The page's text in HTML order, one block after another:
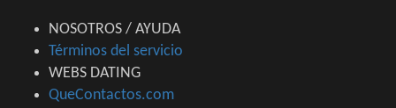
NOSOTROS / AYUDA
Términos del servicio
WEBS DATING
QueContactos.com